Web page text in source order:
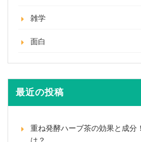
雑学
面白
最近の投稿
重ね発酵ハーブ茶の効果と成分